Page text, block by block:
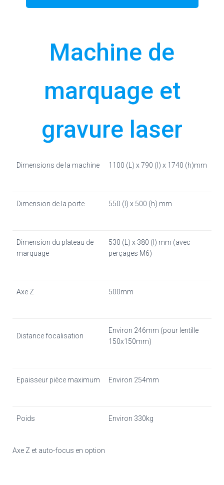
Machine de
marquage et
gravure laser
Dimensions de la machine 1100 (L) x 790 (l) x 1740 (h)mm
Dimension de la porte 550 (l) x 500 (h) mm
Dimension du plateau de
marquage
530 (L) x 380 (l) mm (avec
perçages M6)
Axe Z 500mm
Distance focalisation
Environ 246mm (pour lentille
150x150mm)
Epaisseur pièce maximum Environ 254mm
Poids Environ 330kg
Axe Z et auto-focus en option